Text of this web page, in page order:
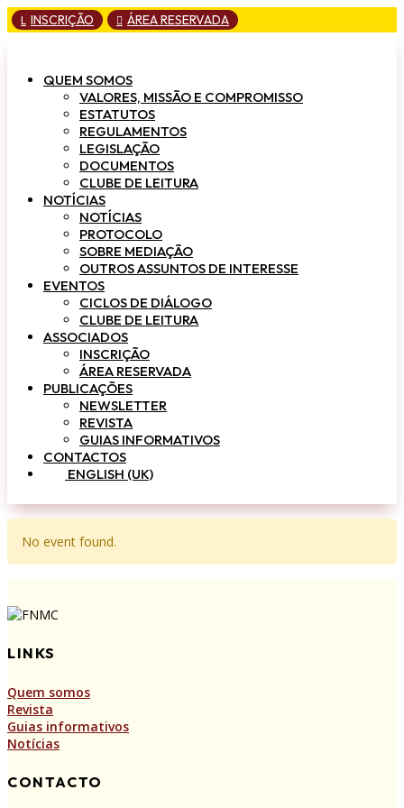
L INSCRIÇÃO  ÁREA RESERVADA
QUEM SOMOS
VALORES, MISSÃO E COMPROMISSO
ESTATUTOS
REGULAMENTOS
LEGISLAÇÃO
DOCUMENTOS
CLUBE DE LEITURA
NOTÍCIAS
NOTÍCIAS
PROTOCOLO
SOBRE MEDIAÇÃO
OUTROS ASSUNTOS DE INTERESSE
EVENTOS
CICLOS DE DIÁLOGO
CLUBE DE LEITURA
ASSOCIADOS
INSCRIÇÃO
ÁREA RESERVADA
PUBLICAÇÕES
NEWSLETTER
REVISTA
GUIAS INFORMATIVOS
CONTACTOS
ENGLISH (UK)
No event found.
LINKS
Quem somos
Revista
Guias informativos
Notícias
CONTACTO